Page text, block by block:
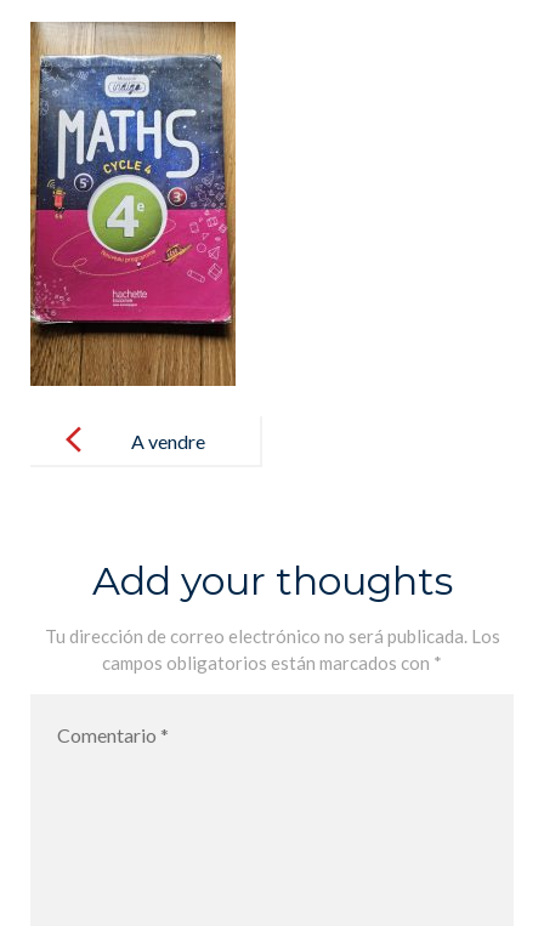
navigation
A vendre
Add your thoughts
Tu dirección de correo electrónico no será publicada. Los
campos obligatorios están marcados con *